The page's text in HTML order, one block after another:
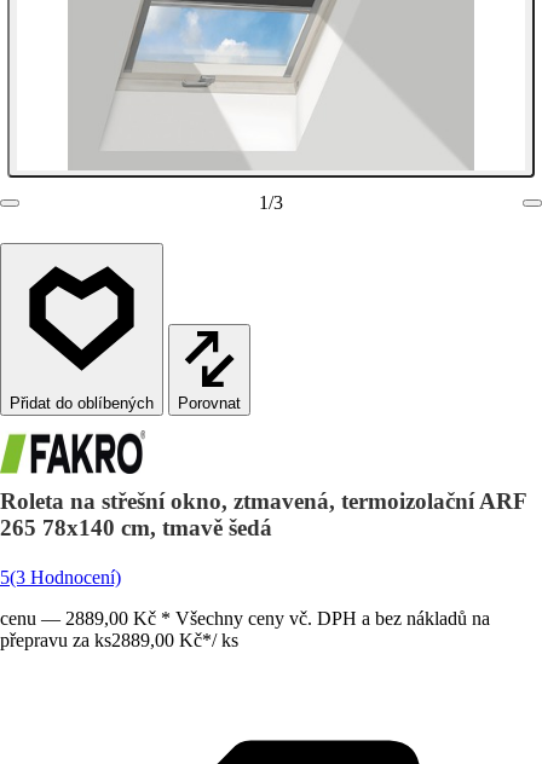
1/3
Porovnat
Roleta na střešní okno, ztmavená, termoizolační ARF
265 78x140 cm, tmavě šedá
5(3 Hodnocení)
cenu — 2889,00 Kč * Všechny ceny vč. DPH a bez nákladů na
přepravu za ks2889,00 Kč*/ ks